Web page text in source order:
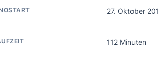
27. Oktober
112 Minuten